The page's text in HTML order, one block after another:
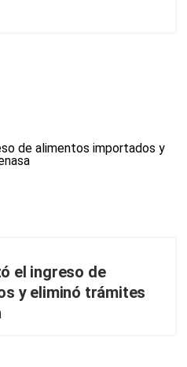
el ingreso de
y eliminó trámites